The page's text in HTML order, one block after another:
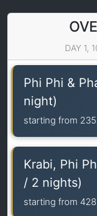
DAY 1,
Phi Phi &
night)
starting from
Krabi, Phi
/ 2 nights)
starting from